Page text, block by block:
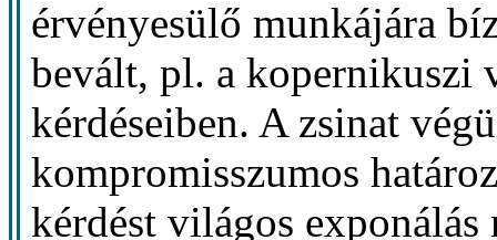
érvényesülő munkájára
bevált, pl. a kopernikuszi
kérdéseiben. A zsinat
kompromisszumos
kérdést világos